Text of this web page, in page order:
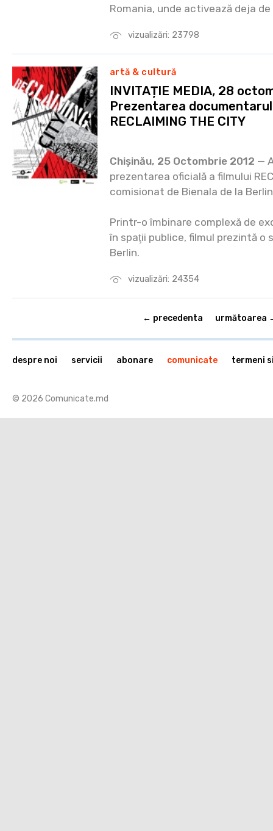
vizualizări: 23798
Romania, unde activează deja de
vizualizări: 24354
artă & cultură
INVITAȚIE MEDIA, 28
Prezentarea
RECLAIMING THE CITY
Chișinău, 25 Octombrie 2012 —
prezentarea oficială a filmului
comisionat de Bienala de la
Printr-o îmbinare complexă de
în spaţii publice, filmul prezintă o
Berlin.
← precedenta următoarea
© 2026 Comunicate.md
despre noi servicii abonare comunicate termeni